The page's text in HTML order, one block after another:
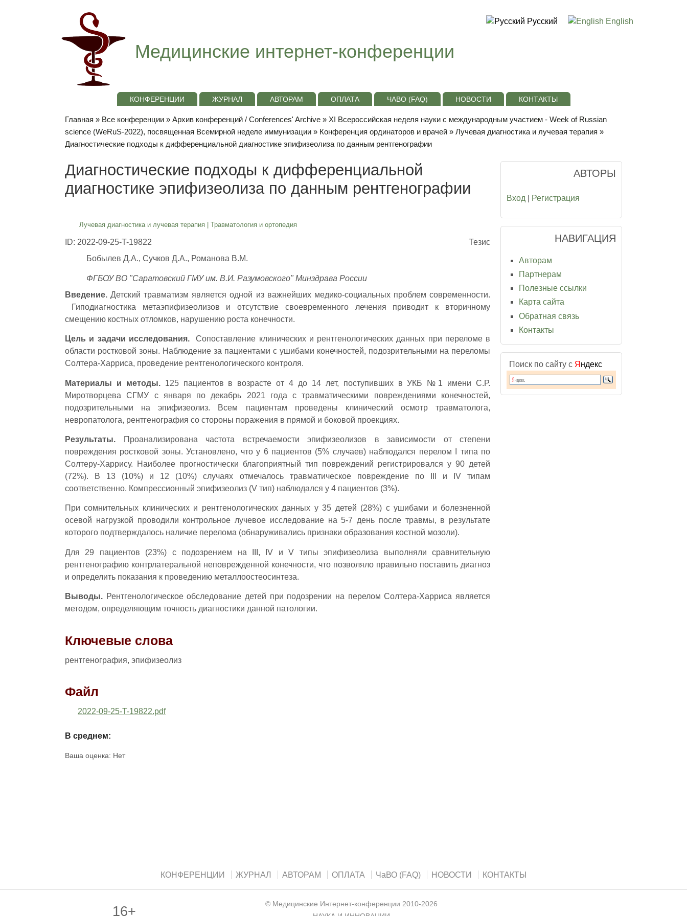
Медицинские интернет-конференции
Русский English
КОНФЕРЕНЦИИ ЖУРНАЛ АВТОРАМ ОПЛАТА ЧАВО (FAQ) НОВОСТИ КОНТАКТЫ
Главная » Все конференции » Архив конференций / Conferences' Archive » ХI Всероссийская неделя науки с международным участием - Week of Russian
science (WeRuS-2022), посвященная Всемирной неделе иммунизации » Конференция ординаторов и врачей » Лучевая диагностика и лучевая терапия »
Диагностические подходы к дифференциальной диагностике эпифизеолиза по данным рентгенографии
Диагностические подходы к дифференциальной
диагностике эпифизеолиза по данным рентгенографии
Лучевая диагностика и лучевая терапия| Травматология и ортопедия
ID: 2022-09-25-T-19822
Тезис
Бобылев Д.А., Сучков Д.А., Романова В.М.
ФГБОУ ВО "Саратовский ГМУ им. В.И. Разумовского" Минздрава России
Введение. Детский травматизм является одной из важнейших медико-социальных проблем современности.
Гиподиагностика метаэпифизеолизов и отсутствие своевременного лечения приводит к вторичному
смещению костных отломков, нарушению роста конечности.
Цель и задачи исследования.Сопоставление клинических и рентгенологических данных при переломе в
области ростковой зоны. Наблюдение за пациентами с ушибами конечностей, подозрительными на переломы
Солтера-Харриса, проведение рентгенологического контроля.
Материалы и методы.125 пациентов в возрасте от 4 до 14 лет, поступивших в УКБ №1 имени С.Р.
Миротворцева СГМУ с января по декабрь 2021 года с травматическими повреждениями конечностей,
подозрительными на эпифизеолиз. Всем пациентам проведены клинический осмотр травматолога,
невропатолога, рентгенография со стороны поражения в прямой и боковой проекциях.
Результаты. Проанализирована частота встречаемости эпифизеолизов в зависимости от степени
повреждения ростковой зоны. Установлено, что у 6 пациентов (5% случаев) наблюдался перелом I типа по
Солтеру-Харрису. Наиболее прогностически благоприятный тип повреждений регистрировался у 90 детей
(72%). В 13 (10%) и 12 (10%) случаях отмечалось травматическое повреждение по III и IV типам
соответственно. Компрессионный эпифизеолиз (V тип) наблюдался у 4 пациентов (3%).
При сомнительных клинических и рентгенологических данных у 35 детей (28%) с ушибами и болезненной
осевой нагрузкой проводили контрольное лучевое исследование на 5-7 день после травмы, в результате
которого подтверждалось наличие перелома (обнаруживались признаки образования костной мозоли).
Для 29 пациентов (23%) с подозрением на III, IV и V типы эпифизеолиза выполняли сравнительную
рентгенографию контрлатеральной неповрежденной конечности, что позволяло правильно поставить диагноз
и определить показания к проведению металлоостеосинтеза.
Выводы. Рентгенологическое обследование детей при подозрении на перелом Солтера-Харриса является
методом, определяющим точность диагностики данной патологии.
Ключевые слова
рентгенография, эпифизеолиз
Файл
2022-09-25-T-19822.pdf
В среднем:
Ваша оценка: Нет
АВТОРЫ
Вход Регистрация
НАВИГАЦИЯ
Авторам
Партнерам
Полезные ссылки
Карта сайта
Обратная связь
Контакты
Поиск по сайту с Я ндекс
КОНФЕРЕНЦИИ ЖУРНАЛ АВТОРАМ ОПЛАТА ЧаВО (FAQ) НОВОСТИ КОНТАКТЫ
16+ © Медицинские Интернет-конференции 2010-2026